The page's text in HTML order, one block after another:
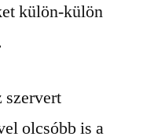
külön-külön
szervert
olcsóbb is a